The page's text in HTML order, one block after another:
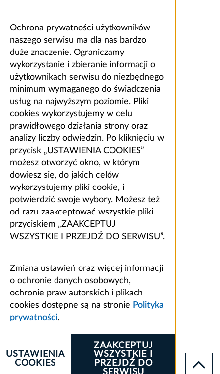
Ochrona prywatności użytkowników
naszego serwisu ma dla nas bardzo
duże znaczenie. Ograniczamy
wykorzystanie i zbieranie informacji o
użytkownikach serwisu do niezbędnego
minimum wymaganego do świadczenia
usług na najwyższym poziomie. Pliki
cookies wykorzystujemy w celu
prawidłowego działania strony oraz
analizy liczby odwiedzin. Po kliknięciu w
przycisk „USTAWIENIA COOKIES”
możesz otworzyć okno, w którym
dowiesz się, do jakich celów
wykorzystujemy pliki cookie, i
potwierdzić swoje wybory. Możesz też
od razu zaakceptować wszystkie pliki
przyciskiem „ZAAKCEPTUJ
WSZYSTKIE I PRZEJDŹ DO SERWISU”.
Zmiana ustawień oraz więcej informacji
o ochronie danych osobowych,
ochronie praw autorskich i plikach
cookies dostępne są na stronie Polityka
prywatności.
ZAAKCEPTUJ
WSZYSTKIE I
PRZEJDŹ DO
SERWISU
USTAWIENIA
COOKIES